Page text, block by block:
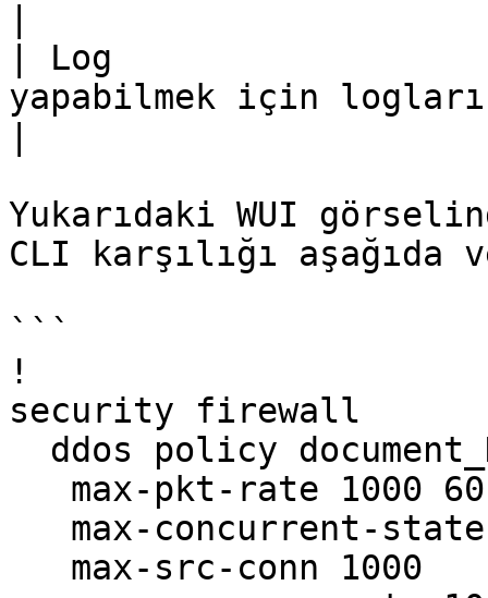
| Log                  |
yapabilmek için
Yukarıdaki WUI
CLI karşılığı
```
!
security firewall